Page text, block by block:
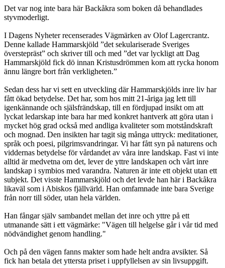
Det var nog inte bara här Backåkra som boken då behandlades
styvmoderligt.
I Dagens Nyheter recenserades Vägmärken av Olof Lagercrantz.
Denne kallade Hammarskjöld ”det sekulariserade Sveriges
överstepräst” och skriver till och med ”det var lyckligt att Dag
Hammarskjöld fick dö innan Kristusdrömmen kom att rycka honom
ännu längre bort från verkligheten.”
Sedan dess har vi sett en utveckling där Hammarskjölds inre liv har
fått ökad betydelse. Det har, som hos mitt 21-åriga jag lett till
igenkännande och själsfrändskap, till en fördjupad insikt om att
lyckat ledarskap inte bara har med konkret hantverk att göra utan i
mycket hög grad också med andliga kvaliteter som motståndskraft
och mognad. Den insikten har tagit sig många uttryck: meditationer,
språk och poesi, pilgrimsvandringar. Vi har fått syn på naturens och
viddernas betydelse för vårdandet av våra inre landskap. Fast vi inte
alltid är medvetna om det, lever de yttre landskapen och vårt inre
landskap i symbios med varandra. Naturen är inte ett objekt utan ett
subjekt. Det visste Hammarskjöld och det levde han här i Backåkra
likaväl som i Abiskos fjällvärld. Han omfamnade inte bara Sverige
från norr till söder, utan hela världen.
Han fångar själv sambandet mellan det inre och yttre på ett
utmanande sätt i ett vägmärke: "Vägen till helgelse går i vår tid med
nödvändighet genom handling."
Och på den vägen fanns makter som hade helt andra avsikter. Så
fick han betala det yttersta priset i uppfyllelsen av sin livsuppgift.